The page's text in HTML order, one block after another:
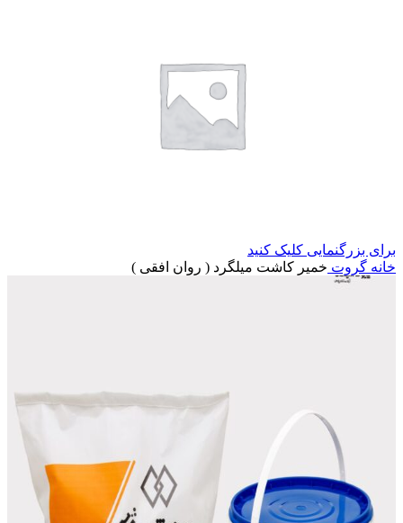
برای بزرگنمایی کلیک کنید
خانه گروت خمیر کاشت میلگرد ( روان افقی )